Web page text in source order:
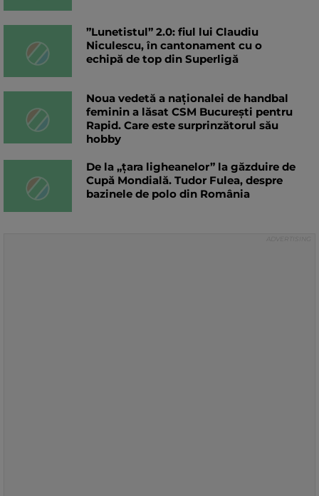
”Lunetistul” 2.0: fiul lui Claudiu
Niculescu, în cantonament cu o
echipă de top din Superligă
Noua vedetă a naționalei de handbal
feminin a lăsat CSM București pentru
Rapid. Care este surprinzătorul său
hobby
De la „țara ligheanelor” la găzduire de
Cupă Mondială. Tudor Fulea, despre
bazinele de polo din România